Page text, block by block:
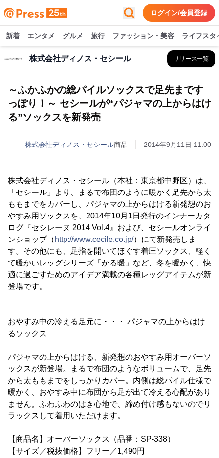
ログイン/会員登録
新着 エンタメ グルメ 旅行 ファッション・美容 ライフスタ
株式会社ディノス・セシール リリース一覧
～ふかふかの総パイルソックスで足先まです
っぽり！～ セシールが“パジャマの上からはけ
る”ソックスを新発売
株式会社ディノス・セシール商品 2014年9月11日 11:00
株式会社ディノス・セシール（本社：東京都中野区）は、
「セシール」より、まるで布団のように暖かく足先から太
ももまでをカバーし、パジャマの上からはける新発想のお
やすみ用ソックスを、2014年10月1日発行のインナーカタ
ログ『セシレーヌ 2014 Vol.4』および、セシールオンライ
ンショップ（ http://www.cecile.co.jp/）にて新発売しま
す。その他にも、足指を開いてほぐす着圧ソックス、軽く
て暖かいレッグシリーズ「かる暖」など、冬を暖かく、快
適に過ごすためのアイデア満載の各種レッグアイテムが新
登場です。
おやすみ中の冷える足元に・・・ パジャマの上からはけ
るソックス
パジャマの上からはける、新発想のおやすみ用オーバーソ
ックスが新登場。まるで布団のようなボリュームで、足先
から太ももまでをしっかりカバー。内側は総パイル仕様で
暖かく、おやすみ中に布団から足が出て冷える心配があり
ません。ふわふわのはき心地で、締め付け感もないのでリ
ラックスして着用いただけます。
【商品名】オーバーソックス（品番：SP-338）
【サイズ／税抜価格】フリー／1,490円